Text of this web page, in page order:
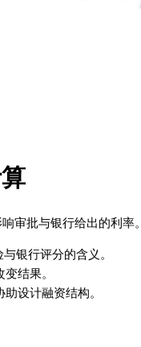
审批与银行给出的利率。
银行评分的含义。
结果。
设计融资结构。